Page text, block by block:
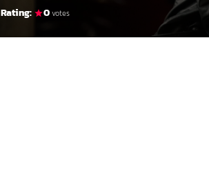
Rating:
0votes